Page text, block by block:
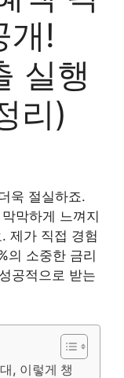
개!
실행
리)
욱 절실하죠.
막하게 느껴지
제가 직접 경험
의 소중한 금리
공적으로 받는
, 이렇게 챙